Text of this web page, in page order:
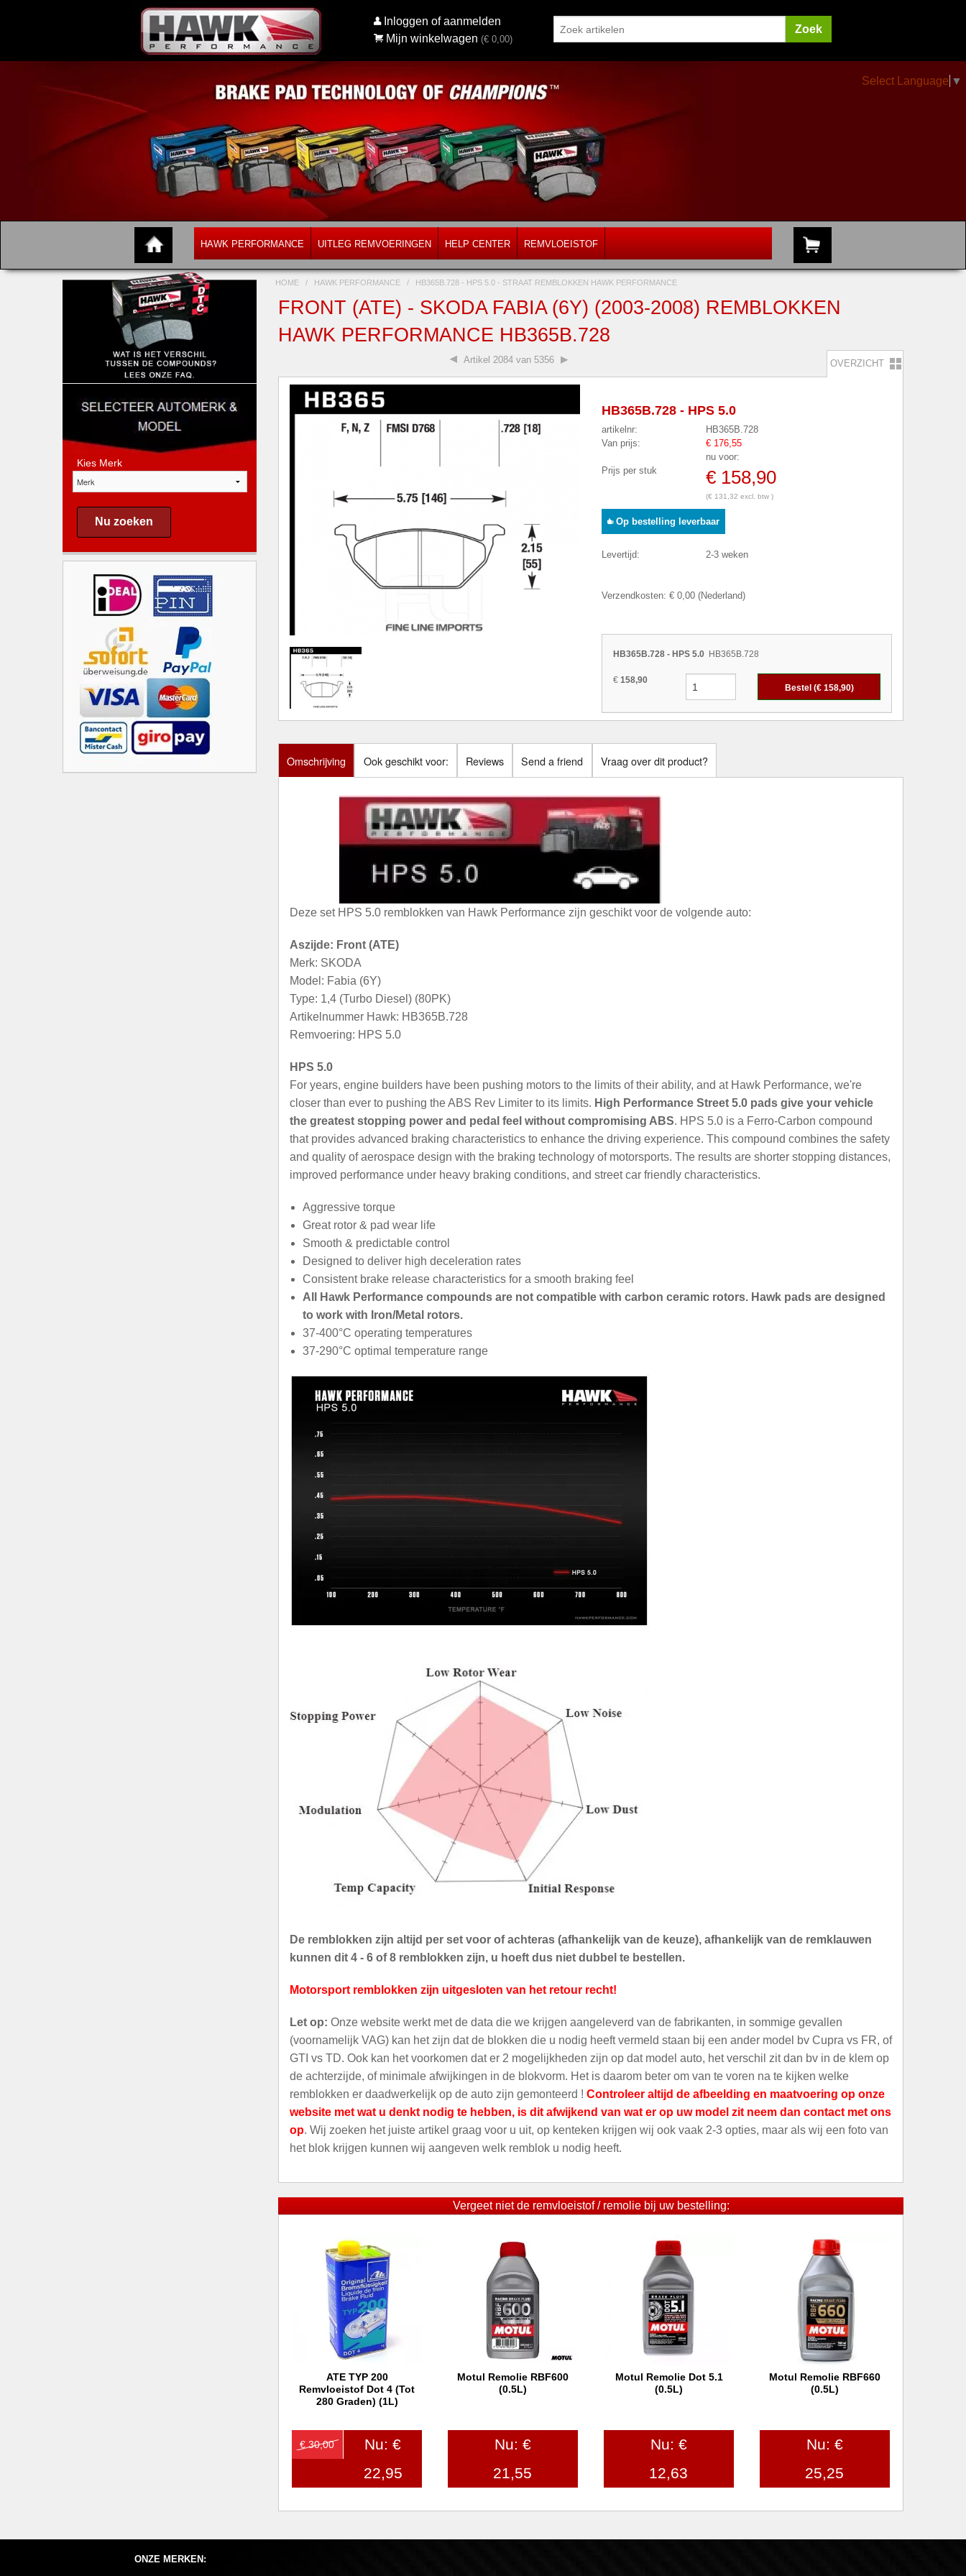
Inloggen of aanmelden
Mijn winkelwagen (€0,00)
Select Language ▼
HAWK PERFORMANCE UITLEG REMVOERINGEN HELP CENTER REMVLOEISTOF
Kies Merk
Nu zoeken
HOME / HAWK PERFORMANCE / HB365B.728 - HPS 5.0 - STRAAT REMBLOKKEN HAWK PERFORMANCE
FRONT (ATE) - SKODA FABIA (6Y) (2003-2008) REMBLOKKEN
HAWK PERFORMANCE HB365B.728
Artikel 2084 van 5356 OVERZICHT
HB365B.728 - HPS 5.0
artikelnr:
HB365B.728
Van prijs:
€ 176,55
nu voor:
Prijs per stuk
€ 158,90
(€ 131,32 excl. btw )
Op bestelling leverbaar
Levertijd: 2-3 weken
Verzendkosten: € 0,00 (Nederland)
HB365B.728 - HPS 5.0 HB365B.728
€ 158,90
Bestel (€ 158,90)
Omschrijving Ook geschikt voor: Reviews Send a friend Vraag over dit product?
Deze set HPS 5.0 remblokken van Hawk Performance zijn geschikt voor de volgende auto:
Aszijde: Front (ATE)
Merk: SKODA
Model: Fabia (6Y)
Type: 1,4 (Turbo Diesel) (80PK)
Artikelnummer Hawk: HB365B.728
Remvoering: HPS 5.0
HPS 5.0
For years, engine builders have been pushing motors to the limits of their ability, and at Hawk Performance, we're
closer than ever to pushing the ABS Rev Limiter to its limits. High Performance Street 5.0 pads give your vehicle
the greatest stopping power and pedal feel without compromising ABS. HPS 5.0 is a Ferro-Carbon compound
that provides advanced braking characteristics to enhance the driving experience. This compound combines the safety
and quality of aerospace design with the braking technology of motorsports. The results are shorter stopping distances,
improved performance under heavy braking conditions, and street car friendly characteristics.
Aggressive torque
Great rotor & pad wear life
Smooth & predictable control
Designed to deliver high deceleration rates
Consistent brake release characteristics for a smooth braking feel
All Hawk Performance compounds are not compatible with carbon ceramic rotors. Hawk pads are designed
to work with Iron/Metal rotors.
37-400°C operating temperatures
37-290°C optimal temperature range
De remblokken zijn altijd per set voor of achteras (afhankelijk van de keuze), afhankelijk van de remklauwen
kunnen dit 4 - 6 of 8 remblokken zijn, u hoeft dus niet dubbel te bestellen.
Motorsport remblokken zijn uitgesloten van het retour recht!
Let op: Onze website werkt met de data die we krijgen aangeleverd van de fabrikanten, in sommige gevallen
(voornamelijk VAG) kan het zijn dat de blokken die u nodig heeft vermeld staan bij een ander model bv Cupra vs FR, of
GTI vs TD. Ook kan het voorkomen dat er 2 mogelijkheden zijn op dat model auto, het verschil zit dan bv in de klem op
de achterzijde, of minimale afwijkingen in de blokvorm. Het is daarom beter om van te voren na te kijken welke
remblokken er daadwerkelijk op de auto zijn gemonteerd ! Controleer altijd de afbeelding en maatvoering op onze
website met wat u denkt nodig te hebben, is dit afwijkend van wat er op uw model zit neem dan contact met ons
op. Wij zoeken het juiste artikel graag voor u uit, op kenteken krijgen wij ook vaak 2-3 opties, maar als wij een foto van
het blok krijgen kunnen wij aangeven welk remblok u nodig heeft.
Vergeet niet de remvloeistof / remolie bij uw bestelling:
In winkelwagen
ATE TYP 200
Remvloeistof Dot 4 (tot
280 Graden) (1L)
€ 30,00
Nu: €
22,95
In winkelwagen
Motul Remolie RBF600
(0.5L)
Nu: €
21,55
In winkelwagen
Motul Remolie Dot 5.1
(0.5L)
Nu: €
12,63
In winkelwagen
Motul Remolie RBF660
(0.5L)
Nu: €
25,25
ONZE MERKEN: